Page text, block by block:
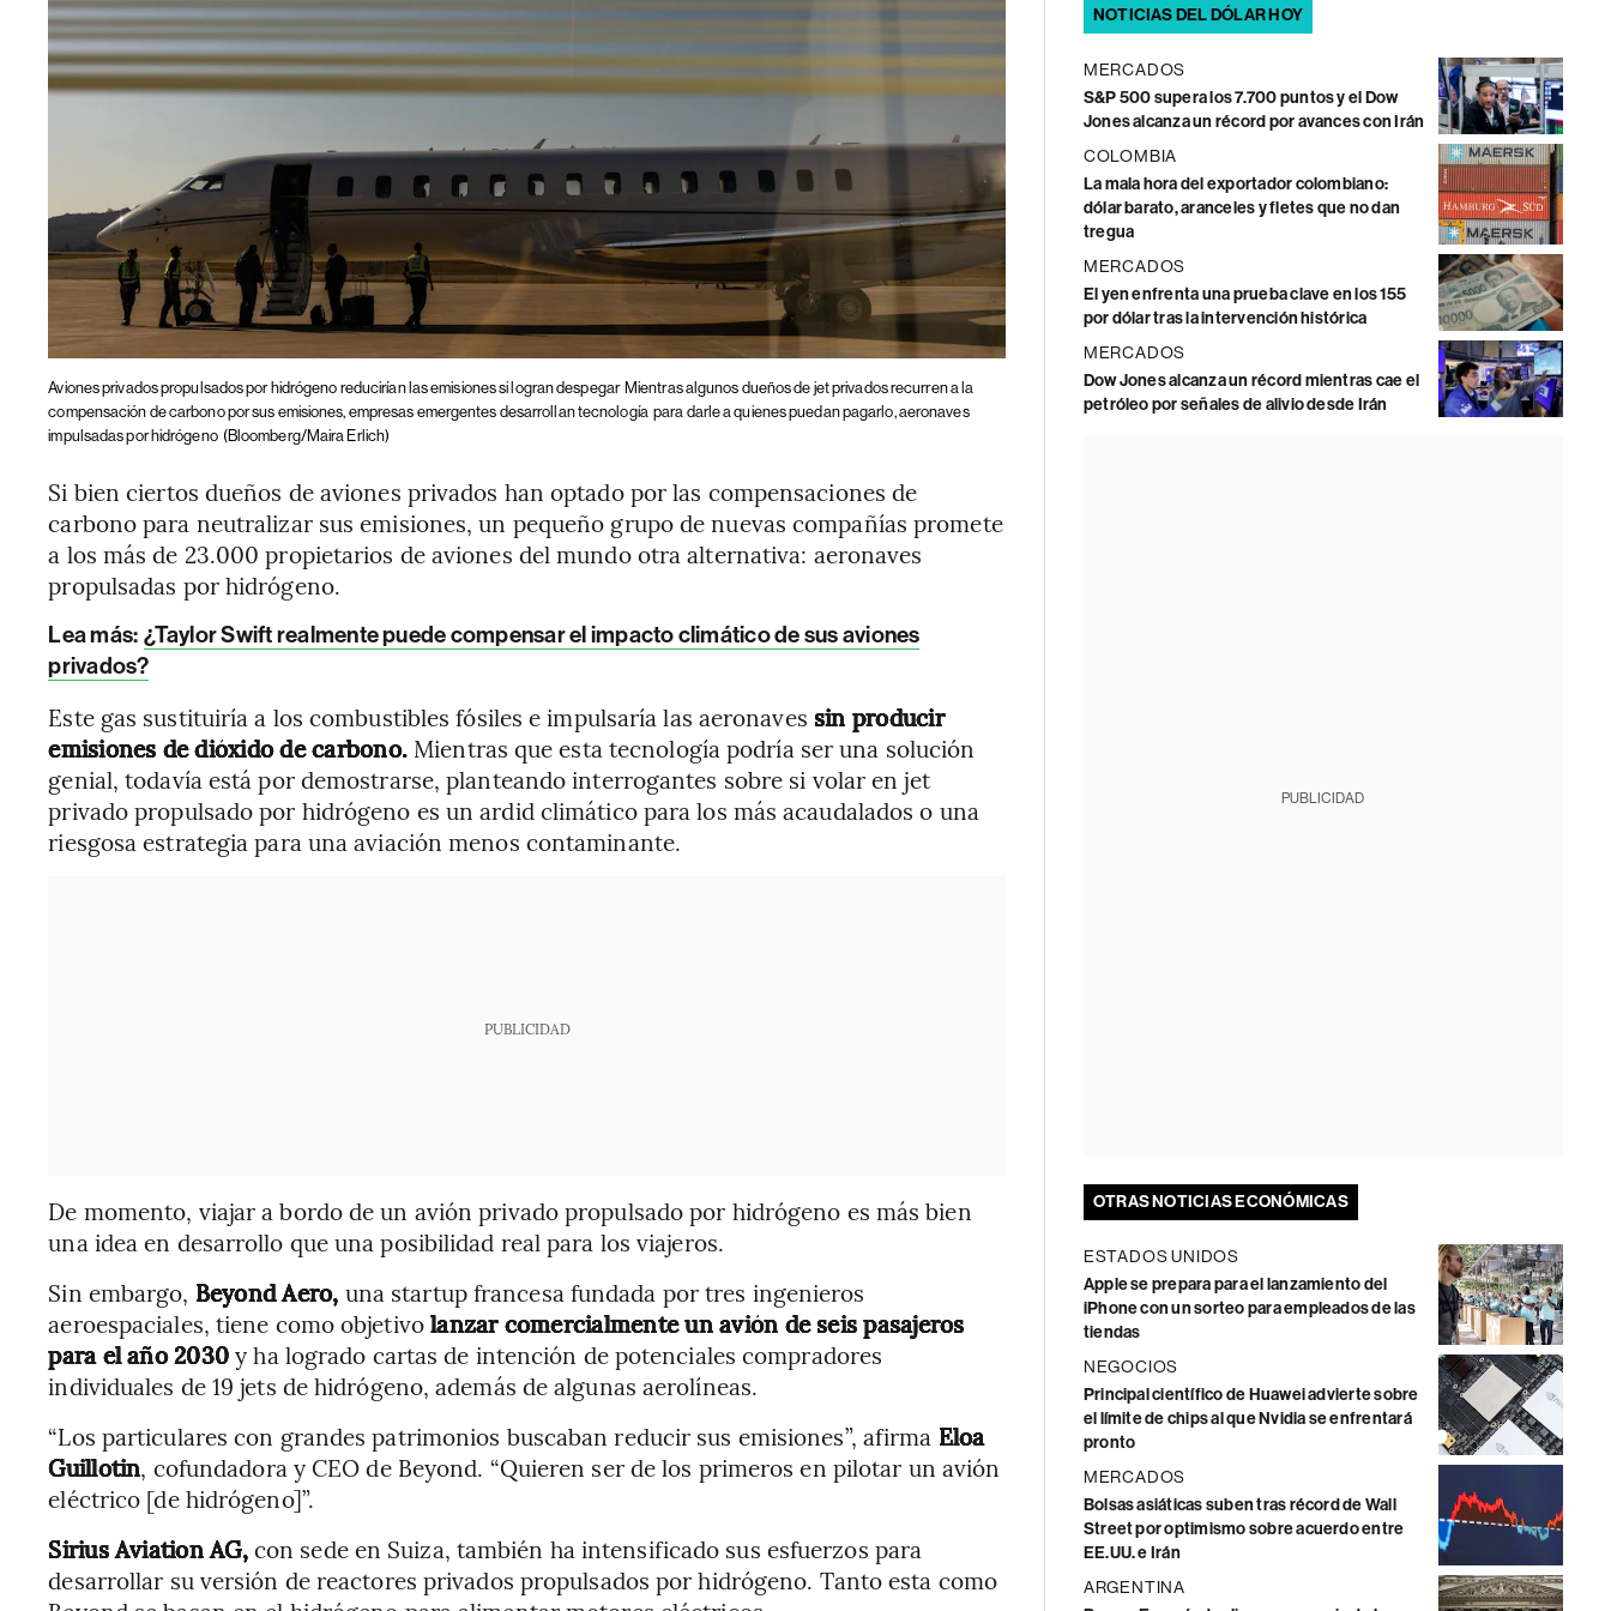
Aviones privados propulsados por hidrógeno reducirían las emisiones si logran despegar Mientras algunos dueños de jet privados recurren a la
compensación de carbono por sus emisiones, empresas emergentes desarrollan tecnología para darle a quienes puedan pagarlo, aeronaves
impulsadas por hidrógeno (Bloomberg/Maira Erlich)
Si bien ciertos dueños de aviones privados han optado por las compensaciones de
carbono para neutralizar sus emisiones, un pequeño grupo de nuevas compañías promete
a los más de 23.000 propietarios de aviones del mundo otra alternativa: aeronaves
propulsadas por hidrógeno.
Lea más: ¿Taylor Swift realmente puede compensar el impacto climático de sus aviones
privados?
Este gas sustituiría a los combustibles fósiles e impulsaría las aeronaves sin producir
emisiones de dióxido de carbono. Mientras que esta tecnología podría ser una solución
genial, todavía está por demostrarse, planteando interrogantes sobre si volar en jet
privado propulsado por hidrógeno es un ardid climático para los más acaudalados o una
riesgosa estrategia para una aviación menos contaminante.
PUBLICIDAD
De momento, viajar a bordo de un avión privado propulsado por hidrógeno es más bien
una idea en desarrollo que una posibilidad real para los viajeros.
Sin embargo, Beyond Aero, una startup francesa fundada por tres ingenieros
aeroespaciales, tiene como objetivolanzar comercialmente un avión de seis pasajeros
para el año 2030y ha logrado cartas de intención de potenciales compradores
individuales de 19 jets de hidrógeno, además de algunas aerolíneas.
“Los particulares con grandes patrimonios buscaban reducir sus emisiones”, afirma Eloa
Guillotin, cofundadora y CEO de Beyond. “Quieren ser de los primeros en pilotar un avión
eléctrico [de hidrógeno]”.
Sirius Aviation AG,con sede en Suiza, también ha intensificado sus esfuerzos para
desarrollar su versión de reactores privados propulsados por hidrógeno. Tanto esta como
NOTICIAS DEL DÓLAR HOY
MERCADOS
S&P 500 supera los 7.700 puntos y el Dow
Jones alcanza un récord por avances con Irán
COLOMBIA
La mala hora del exportador colombiano:
dólar barato, aranceles y fletes que no dan
tregua
MERCADOS
El yen enfrenta una prueba clave en los 155
por dólar tras la intervención histórica
MERCADOS
Dow Jones alcanza un récord mientras cae el
petróleo por señales de alivio desde Irán
PUBLICIDAD
OTRAS NOTICIAS ECONÓMICAS
ESTADOS UNIDOS
Apple se prepara para el lanzamiento del
iPhone con un sorteo para empleados de las
tiendas
NEGOCIOS
Principal científico de Huawei advierte sobre
el límite de chips al que Nvidia se enfrentará
pronto
MERCADOS
Bolsas asiáticas suben tras récord de Wall
Street por optimismo sobre acuerdo entre
EE.UU. e Irán
ARGENTINA